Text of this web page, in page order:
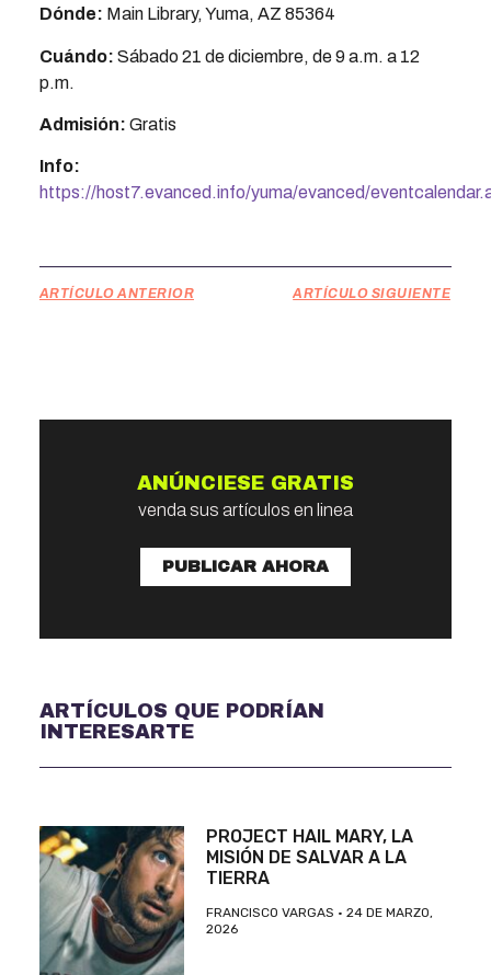
Dónde: Main Library, Yuma, AZ 85364
Cuándo: Sábado 21 de diciembre, de 9 a.m. a 12
p.m.
Admisión: Gratis
Info:
https://host7.evanced.info/yuma/evanced/
ARTÍCULO ANTERIOR ARTÍCULO SIGUIENTE
ANÚNCIESE GRATIS
venda sus artículos en linea
PUBLICAR AHORA
ARTÍCULOS QUE PODRÍAN
INTERESARTE
PROJECT HAIL MARY, LA
MISIÓN DE SALVAR A LA
TIERRA
FRANCISCO VARGAS
24 DE MARZO,
2026